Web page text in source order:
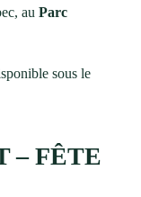
au Parc
sous le
– FÊTE